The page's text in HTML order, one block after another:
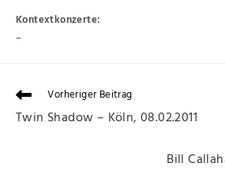
Kontextkonzerte:
–
Vorheriger Beitrag
Twin Shadow – Köln, 08.02.2011
Bill